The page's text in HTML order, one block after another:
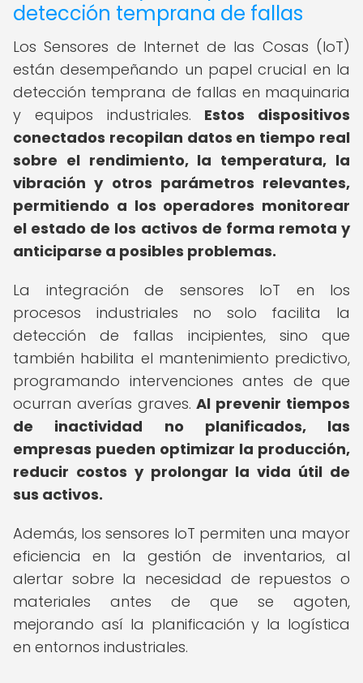
detección temprana de fallas
Los Sensores de Internet de las Cosas (IoT)
están desempeñando un papel crucial en la
detección temprana de fallas en maquinaria
y equipos industriales. Estos dispositivos
conectados recopilan datos en tiempo real
sobre el rendimiento, la temperatura, la
vibración y otros parámetros relevantes,
permitiendo a los operadores monitorear
el estado de los activos de forma remota y
anticiparse a posibles problemas.
La integración de sensores IoT en los
procesos industriales no solo facilita la
detección de fallas incipientes, sino que
también habilita el mantenimiento predictivo,
programando intervenciones antes de que
ocurran averías graves.Al prevenir tiempos
de inactividad no planificados, las
empresas pueden optimizar la producción,
reducir costos y prolongar la vida útil de
sus activos.
Además, los sensores IoT permiten una mayor
eficiencia en la gestión de inventarios, al
alertar sobre la necesidad de repuestos o
materiales antes de que se agoten,
mejorando así la planificación y la logística
en entornos industriales.